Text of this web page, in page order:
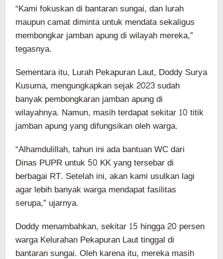
“Kami fokuskan di bantaran sungai, dan lurah
maupun camat diminta untuk mendata sekaligus
membongkar jamban apung di wilayah mereka,”
tegasnya.
Sementara itu, Lurah Pekapuran Laut, Doddy Surya
Kusuma, mengungkapkan sejak 2023 sudah
banyak pembongkaran jamban apung di
wilayahnya. Namun, masih terdapat sekitar 10 titik
jamban apung yang difungsikan oleh warga.
“Alhamdulillah, tahun ini ada bantuan WC dari
Dinas PUPR untuk 50 KK yang tersebar di
berbagai RT. Setelah ini, akan kami usulkan lagi
agar lebih banyak warga mendapat fasilitas
serupa,” ujarnya.
Doddy menambahkan, sekitar 15 hingga 20 persen
warga Kelurahan Pekapuran Laut tinggal di
bantaran sungai. Oleh karena itu, mereka masih